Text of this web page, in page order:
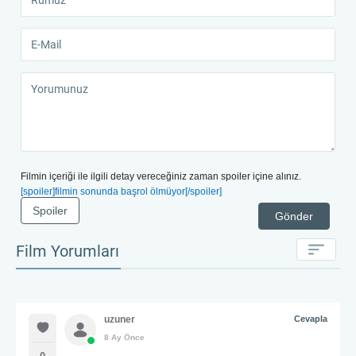
Filmin içeriği ile ilgili detay vereceğiniz zaman spoiler içine alınız.
[spoiler]filmin sonunda başrol ölmüyor[/spoiler]
Gönder
Spoiler
Film Yorumları
uzuner
8 Ay Önce
Cevapla